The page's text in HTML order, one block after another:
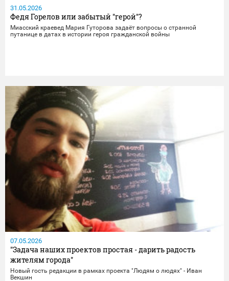
31.05.2026
Федя Горелов или забытый "герой"?
Миасский краевед Мария Гуторова задаёт вопросы о странной
путанице в датах в истории героя гражданской войны
07.05.2026
"Задача наших проектов простая - дарить радость
жителям города"
Новый гость редакции в рамках проекта "Людям о людях" - Иван
Векшин